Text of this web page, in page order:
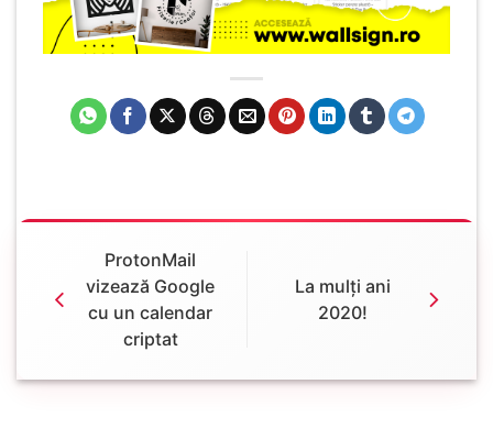
ProtonMail
vizează Google
cu un calendar
criptat
La mulți ani
2020!